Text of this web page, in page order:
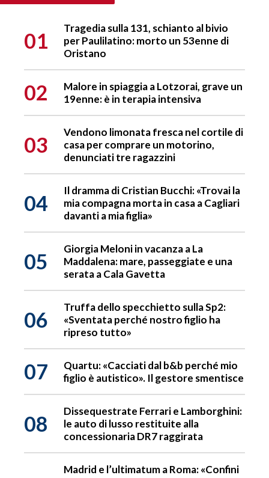
01
Tragedia sulla 131, schianto al bivio
per Paulilatino: morto un 53enne di
Oristano
02
Malore in spiaggia a Lotzorai, grave un
19enne: è in terapia intensiva
03
Vendono limonata fresca nel cortile di
casa per comprare un motorino,
denunciati tre ragazzini
04
Il dramma di Cristian Bucchi: «Trovai la
mia compagna morta in casa a Cagliari
davanti a mia figlia»
05
Giorgia Meloni in vacanza a La
Maddalena: mare, passeggiate e una
serata a Cala Gavetta
06
Truffa dello specchietto sulla Sp2:
«Sventata perché nostro figlio ha
ripreso tutto»
07
Quartu: «Cacciati dal b&b perché mio
figlio è autistico». Il gestore smentisce
08
Dissequestrate Ferrari e Lamborghini:
le auto di lusso restituite alla
concessionaria DR7 raggirata
Madrid e l’ultimatum a Roma: «Confini